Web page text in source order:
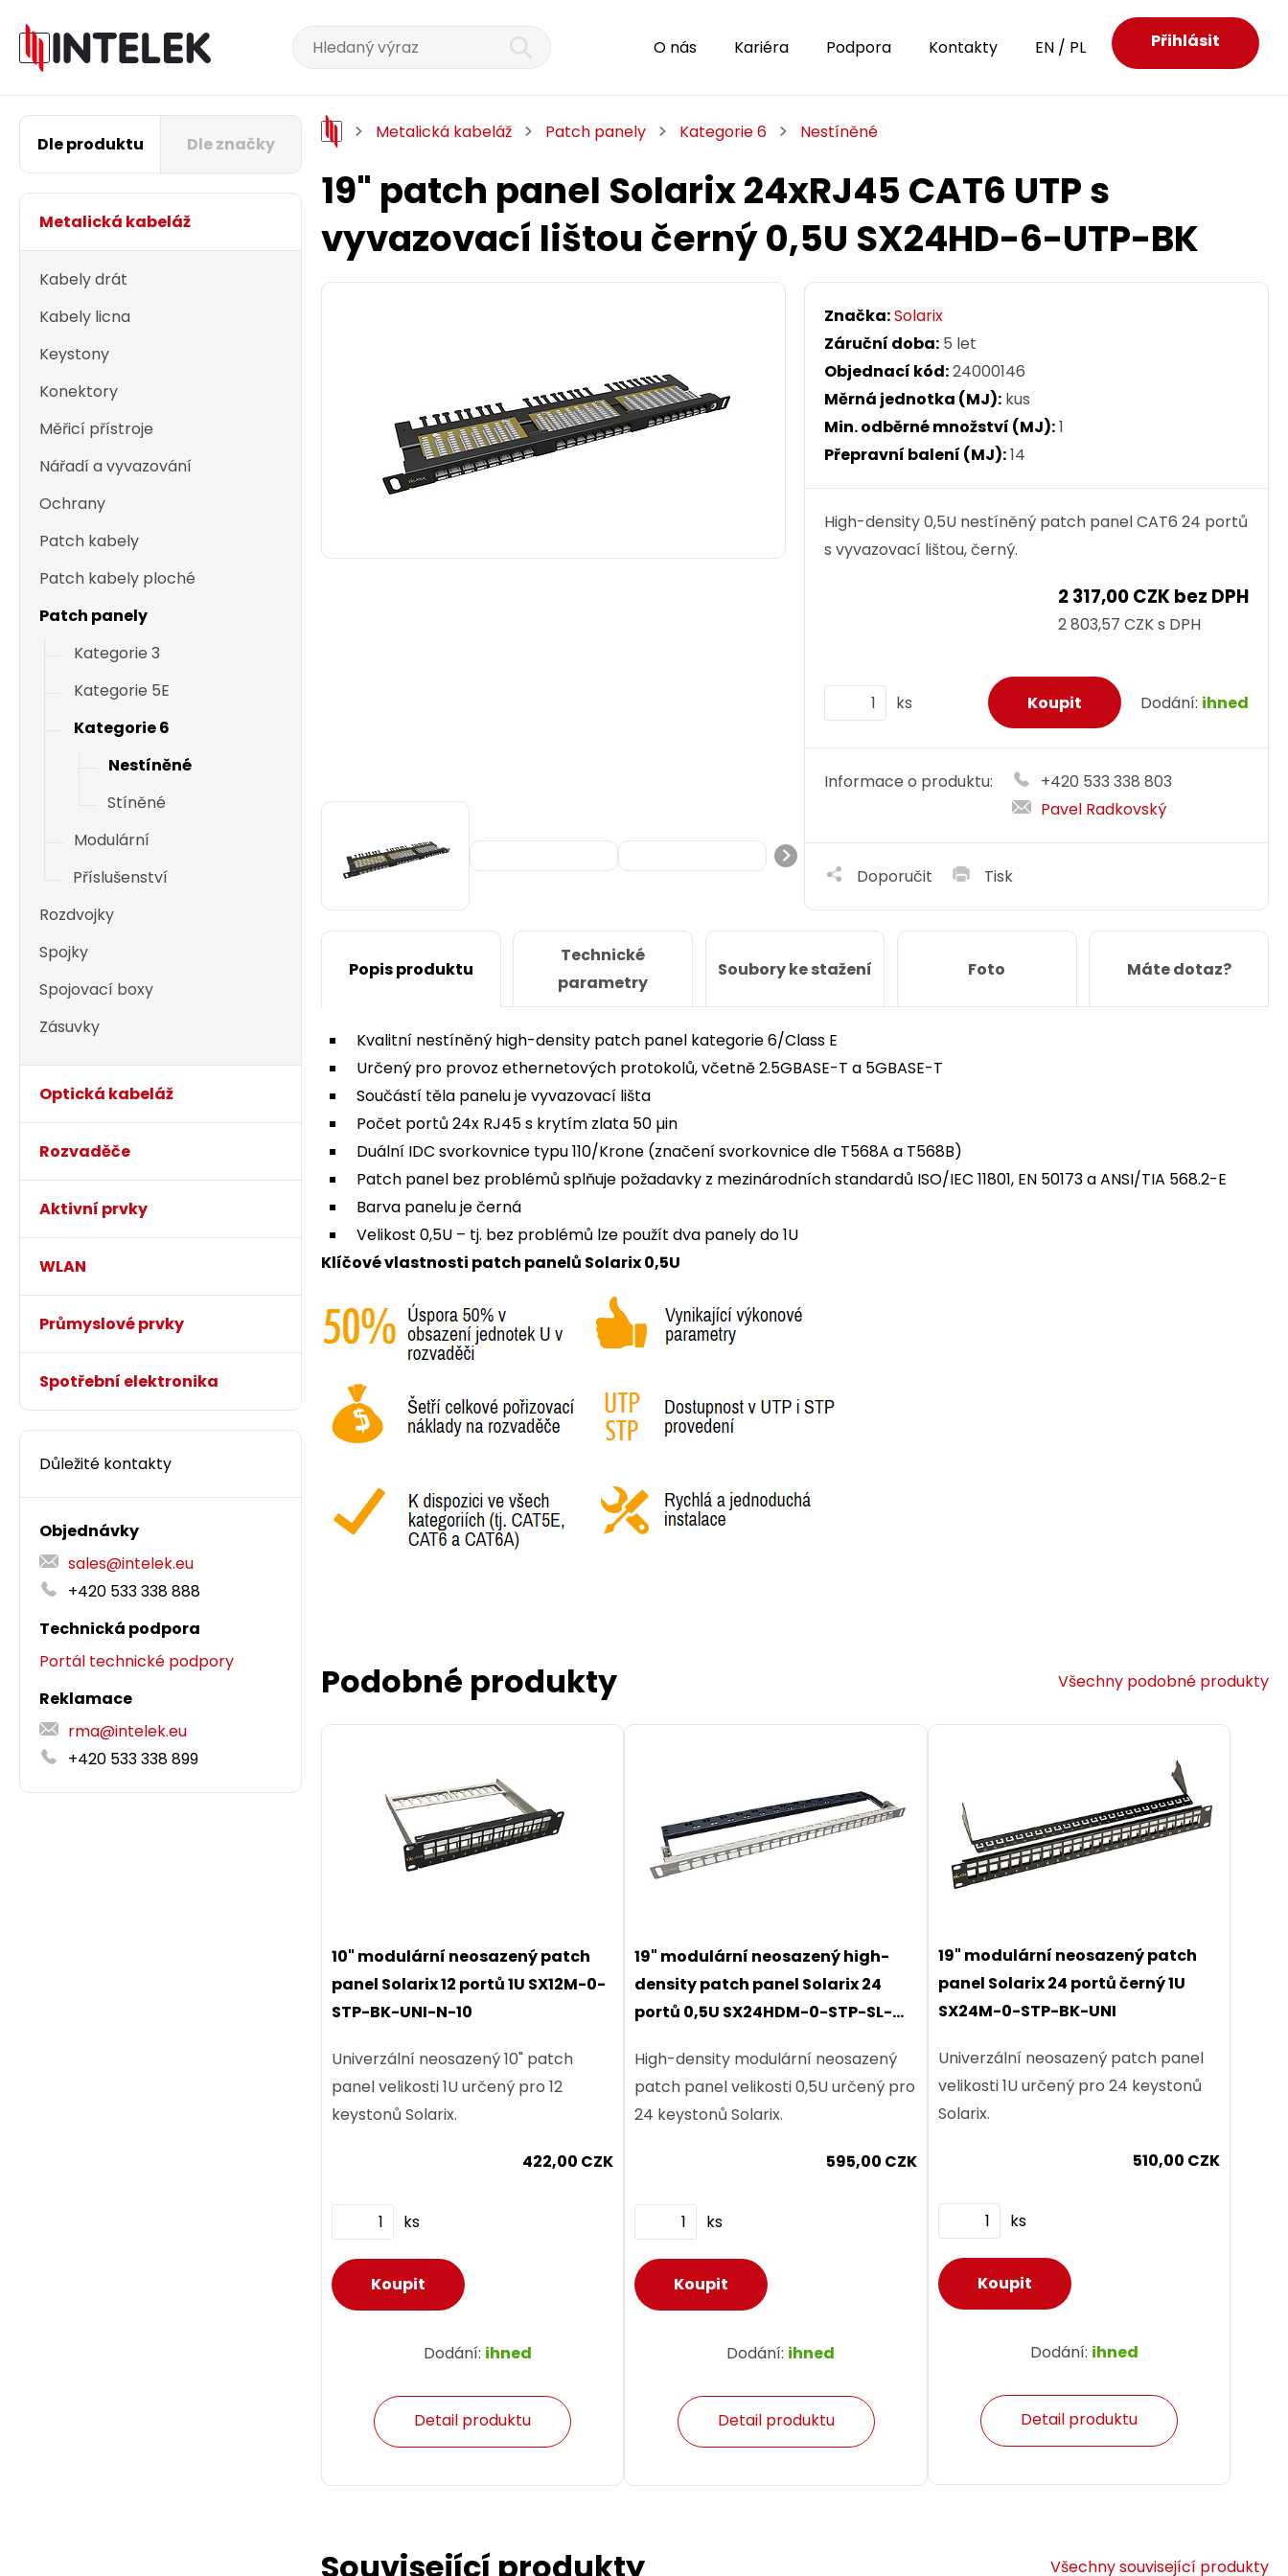
O nás Kariéra Podpora Kontakty EN / PL Přihlásit
Dle produktu Dle značky
Metalická kabeláž
Kabely drát
Kabely licna
Keystony
Konektory
Měřicí přístroje
Nářadí a vyvazování
Ochrany
Patch kabely
Patch kabely ploché
Patch panely
Kategorie 3
Kategorie 5E
Kategorie 6
Nestíněné
Stíněné
Modulární
Příslušenství
Rozdvojky
Spojky
Spojovací boxy
Zásuvky
Optická kabeláž
Rozvaděče
Aktivní prvky
WLAN
Průmyslové prvky
Spotřební elektronika
Důležité kontakty
Objednávky
sales@intelek.eu
+420 533 338 888
Technická podpora
Portál technické podpory
Reklamace
rma@intelek.eu
+420 533 338 899
Metalická kabeláž Patch panely Kategorie 6 Nestíněné
19" patch panel Solarix 24xRJ45 CAT6 UTP s
vyvazovací lištou černý 0,5U SX24HD-6-UTP-BK
Značka:Solarix
Záruční doba: 5 let
Objednací kód:24000146
Měrná jednotka (MJ): kus
Min. odběrné množství (MJ):1
Přepravní balení (MJ):14
High-density 0,5U nestíněný patch panel CAT6 24 portů
s vyvazovací lištou, černý.
2 317,00 CZK bez DPH
2 803,57 CZK s DPH
ks Dodání: ihned
Informace o produktu:
+420 533 338 803
Pavel Radkovský
Doporučit Tisk
Popis produktu
Technické
parametry
Soubory ke stažení Foto Máte dotaz?
Kvalitní nestíněný high-density patch panel kategorie 6/Class E
Určený pro provoz ethernetových protokolů, včetně 2.5GBASE-T a 5GBASE-T
Součástí těla panelu je vyvazovací lišta
Počet portů 24x RJ45 s krytím zlata 50 µin
Duální IDC svorkovnice typu 110/Krone (značení svorkovnice dle T568A a T568B)
Patch panel bez problémů splňuje požadavky z mezinárodních standardů ISO/IEC 11801, EN 50173 a ANSI/TIA 568.2-E
Barva panelu je černá
Velikost 0,5U – tj. bez problémů lze použít dva panely do 1U
Klíčové vlastnosti patch panelů Solarix 0,5U
Podobné produkty Všechny podobné produkty
10" modulární neosazený patch
panel Solarix 12 portů 1U SX12M-0-
STP-BK-UNI-N-10
Univerzální neosazený 10" patch
panel velikosti 1U určený pro 12
keystonů Solarix.
422,00 CZK
ks
Dodání: ihned
Detail produktu
19" modulární neosazený high-
density patch panel Solarix 24
portů 0,5U SX24HDM-0-STP-SL-
High-density modulární neosazený
patch panel velikosti 0,5U určený pro
24 keystonů Solarix.
595,00 CZK
ks
Dodání: ihned
Detail produktu
19" modulární neosazený patch
panel Solarix 24 portů černý 1U
SX24M-0-STP-BK-UNI
Univerzální neosazený patch panel
velikosti 1U určený pro 24 keystonů
Solarix.
510,00 CZK
ks
Dodání: ihned
Detail produktu
Související produkty Všechny související produkty